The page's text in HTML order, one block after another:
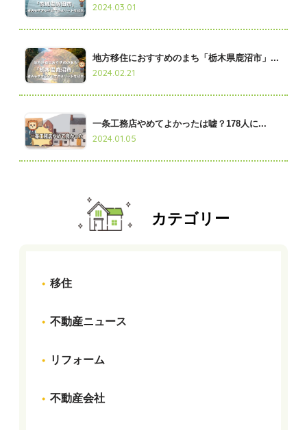
2024.03.01
地方移住におすすめのまち「栃木県鹿沼市」...
2024.02.21
一条工務店やめてよかったは嘘？178人に...
2024.01.05
カテゴリー
移住
不動産ニュース
リフォーム
不動産会社